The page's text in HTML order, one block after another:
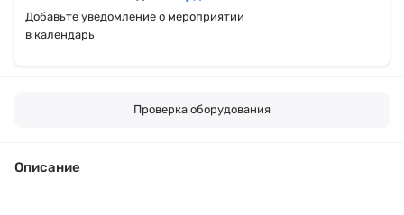
Добавьте уведомление о мероприятии
в календарь
Проверка оборудования
Описание